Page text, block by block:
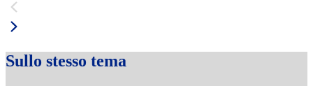
Sullo stesso tema